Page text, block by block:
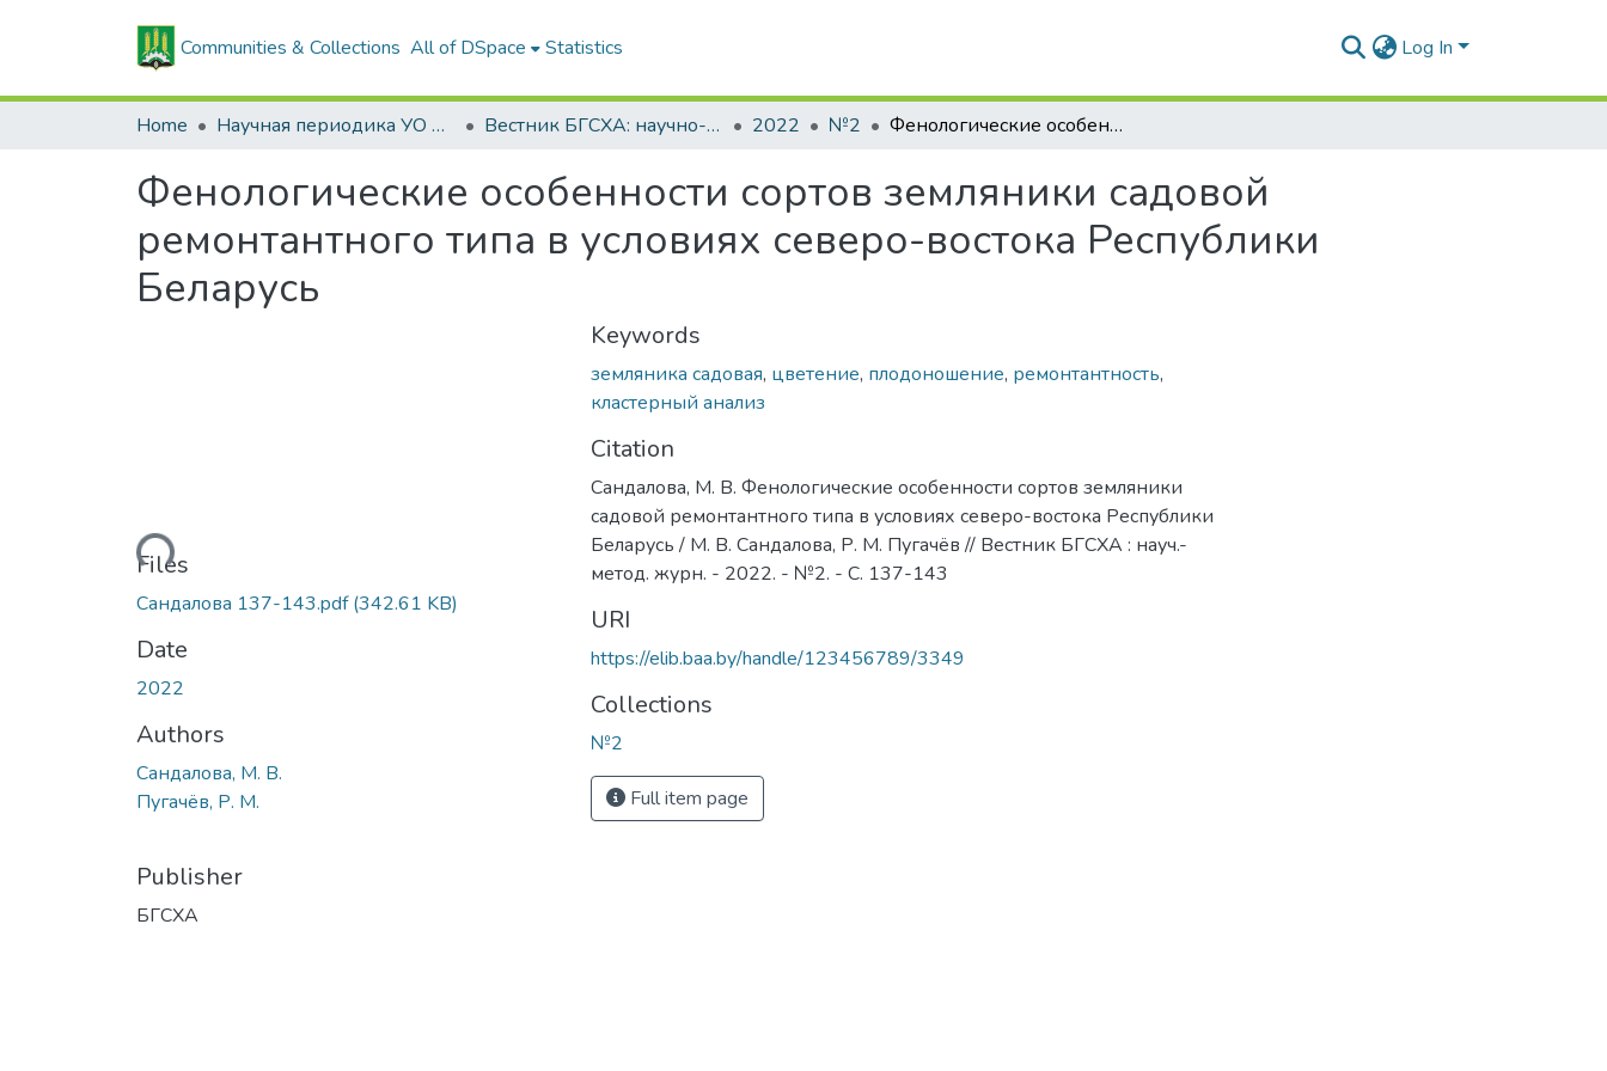
Communities & Collections All of DSpace Statistics Log In
Home Научная периодика УО БГСХА Вестник БГСХА: научно-методический журнал Белорусской государственной сельскохозяйственной академии 2022 №2 Фенологические особенности сортов земляники садовой ремонтантного типа в условиях северо-востока Республики Беларусь
Фенологические особенности сортов земляники садовой
ремонтантного типа в условиях северо-востока Республики
Беларусь
Loading...
Files
Сандалова 137-143.pdf(342.61 KB)
Date
2022
Authors
Сандалова, М. В.
Пугачёв, Р. М.
Publisher
БГСХА
Keywords
земляника садовая, цветение, плодоношение, ремонтантность,
кластерный анализ
Citation
Сандалова, М. В. Фенологические особенности сортов земляники
садовой ремонтантного типа в условиях северо-востока Республики
Беларусь / М. В. Сандалова, Р. М. Пугачёв // Вестник БГСХА : науч.-
метод. журн. - 2022. - №2. - С. 137-143
URI
https://elib.baa.by/handle/123456789/3349
Collections
№2
Full item page